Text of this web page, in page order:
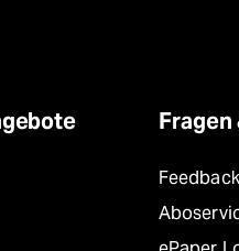
Fragen
Feedback